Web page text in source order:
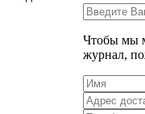
Чтобы мы
журнал,